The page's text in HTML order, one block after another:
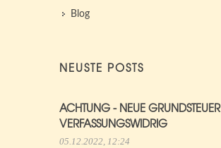
Blog
NEUSTE POSTS
ACHTUNG - NEUE GRUNDSTEUER
VERFASSUNGSWIDRIG
05.12.2022, 12:24